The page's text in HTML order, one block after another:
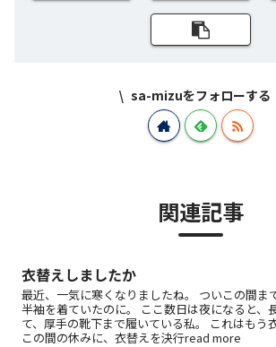
sa-mizuをフォローする
関連記事
衣替えしましたか
最近、一気に寒くなりましたね。 ついこの間ま
半袖を着ていたのに。 ここ数日は夜になると、
て、厚手の靴下まで履いている私。 これはもう
この間の休みに、衣替えを決行read more